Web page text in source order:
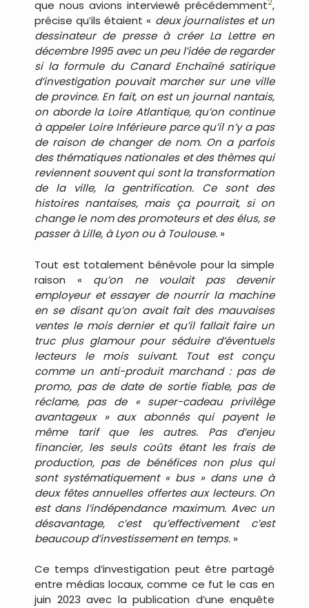
que nous avions interviewé précédemment ,
précise qu’ils étaient « deux journalistes et un
dessinateur de presse à créer La Lettre en
décembre 1995 avec un peu l’idée de regarder
si la formule du Canard Enchaîné satirique
d’investigation pouvait marcher sur une ville
de province. En fait, on est un journal nantais,
on aborde la Loire Atlantique, qu’on continue
à appeler Loire Inférieure parce qu’il n’y a pas
de raison de changer de nom. On a parfois
des thématiques nationales et des thèmes qui
reviennent souvent qui sont la transformation
de la ville, la gentrification. Ce sont des
histoires nantaises, mais ça pourrait, si on
change le nom des promoteurs et des élus, se
passer à Lille, à Lyon ou à Toulouse. »
Tout est totalement bénévole pour la simple
raison « qu’on ne voulait pas devenir
employeur et essayer de nourrir la machine
en se disant qu’on avait fait des mauvaises
ventes le mois dernier et qu’il fallait faire un
truc plus glamour pour séduire d’éventuels
lecteurs le mois suivant. Tout est conçu
comme un anti-produit marchand : pas de
promo, pas de date de sortie fiable, pas de
réclame, pas de « super-cadeau privilège
avantageux » aux abonnés qui payent le
même tarif que les autres. Pas d’enjeu
financier, les seuls coûts étant les frais de
production, pas de bénéfices non plus qui
sont systématiquement « bus » dans une à
deux fêtes annuelles offertes aux lecteurs. On
est dans l’indépendance maximum. Avec un
désavantage, c’est qu’effectivement c’est
beaucoup d’investissement en temps. »
Ce temps d’investigation peut être partagé
entre médias locaux, comme ce fut le cas en
juin 2023 avec la publication d’une enquête